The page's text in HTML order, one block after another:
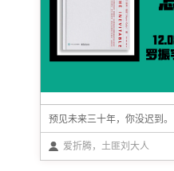
预见未来三十年，你没迟到。
爱折腾，土匪刘大人